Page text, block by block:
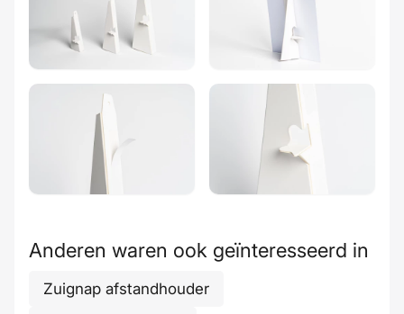
Anderen waren ook geïnteresseerd in
Zuignap afstandhouder